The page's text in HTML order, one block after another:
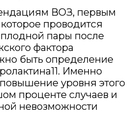
ВОЗ, первым
проводится
пары после
фактора
быть определение
Именно
уровня этого
проценте случаев и
невозможности